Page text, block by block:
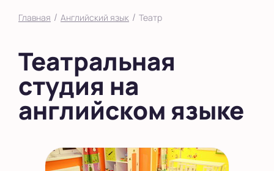
Филевский парк
Якиманка
в Южном Бутово
во Внуково
на Домодедовской
Главная / Английский язык / Театр
Театральная
студия на
английском языке